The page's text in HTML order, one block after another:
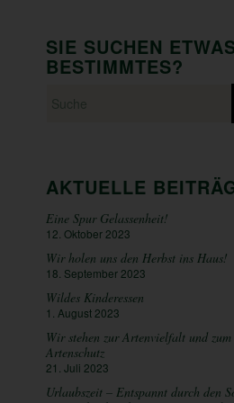
SIE SUCHEN
BESTIMMTES?
AKTUELLE
Eine Spur Gelassenheit!
12. Oktober 2023
Wir holen uns den Herbst ins Haus!
18. September 2023
Wildes Kinderessen
1. August 2023
Wir stehen zur Artenvielfalt und zum
Artenschutz
21. Juli 2023
Urlaubszeit – Entspannt durch den